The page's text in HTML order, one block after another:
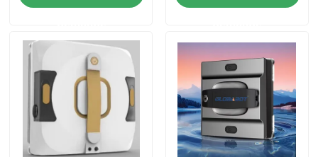
aspirateur de robot
Laveur de vitres de robot